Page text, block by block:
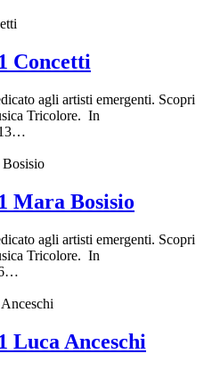
Concetti
agli artisti emergenti. Scopri
Tricolore. In
…
Mara Bosisio
agli artisti emergenti. Scopri
Tricolore. In
…
Luca Anceschi